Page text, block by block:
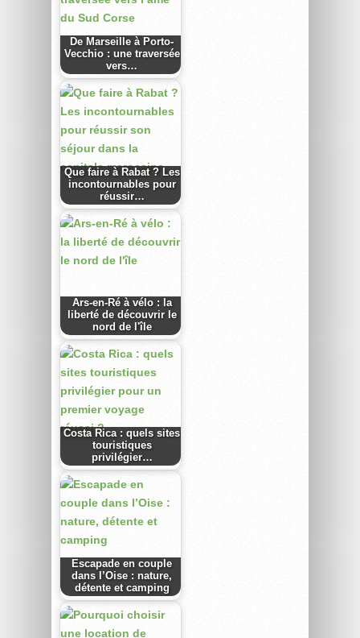
De Marseille à Porto-
Vecchio : une traversée
vers…
Que faire à Rabat ? Les
incontournables pour
réussir…
Ars-en-Ré à vélo : la
liberté de découvrir le
nord de l'île
Costa Rica : quels sites
touristiques
privilégier…
Escapade en couple
dans l’Oise : nature,
détente et camping